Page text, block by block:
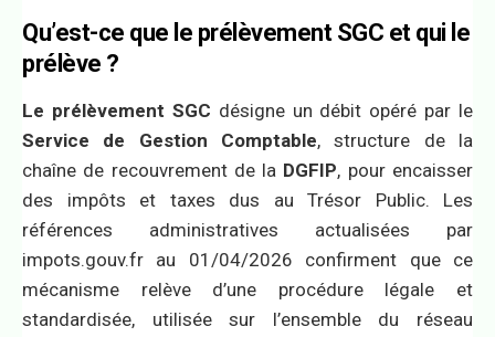
Qu’est-ce que le prélèvement SGC et qui le
prélève ?
Le prélèvement SGC désigne un débit opéré par le
Service de Gestion Comptable, structure de la
chaîne de recouvrement de la DGFIP, pour encaisser
des impôts et taxes dus au Trésor Public. Les
références administratives actualisées par
impots.gouv.fr au 01/04/2026 confirment que ce
mécanisme relève d’une procédure légale et
standardisée, utilisée sur l’ensemble du réseau